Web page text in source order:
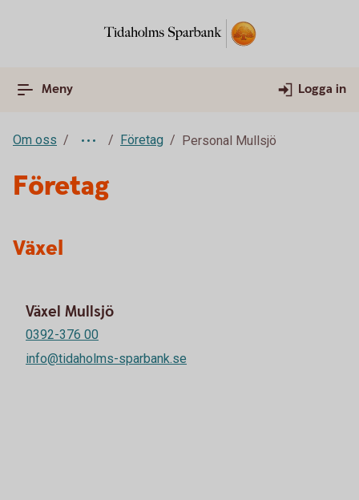
Meny Logga in
Om oss Företag Personal Mullsjö
Företag
Växel
Växel Mullsjö
0392-376 00
info@tidaholms-sparbank.se